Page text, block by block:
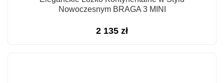
Nowoczesnym BRAGA 3 MINI
2 135 zł